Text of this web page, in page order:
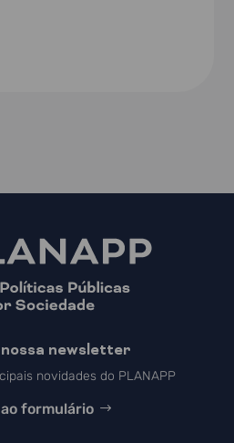
nossa newsletter
novidades do PLANAPP
formulário